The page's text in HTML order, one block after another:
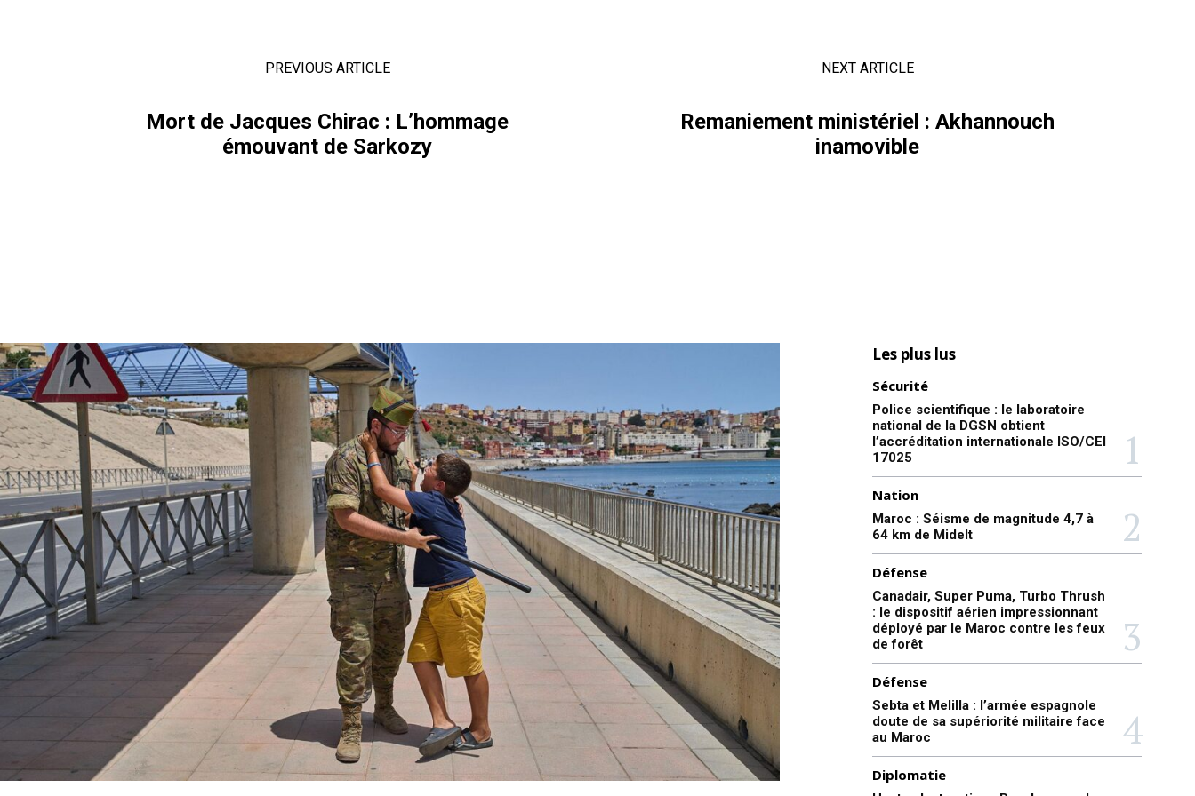
PREVIOUS ARTICLE
Mort de Jacques Chirac : L’hommage
émouvant de Sarkozy
NEXT ARTICLE
Remaniement ministériel : Akhannouch
inamovible